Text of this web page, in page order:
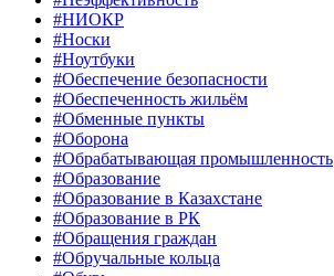
#НИОКР
#Носки
#Ноутбуки
#Обеспечение безопасности
#Обеспеченность жильём
#Обменные пункты
#Оборона
#Обрабатывающая промышленность
#Образование
#Образование в Казахстане
#Образование в РК
#Обращения граждан
#Обручальные кольца